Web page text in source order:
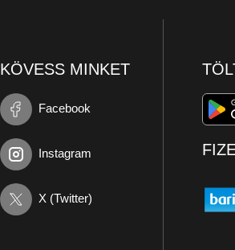
KÖVESS MINKET
Facebook
Instagram
X (Twitter)